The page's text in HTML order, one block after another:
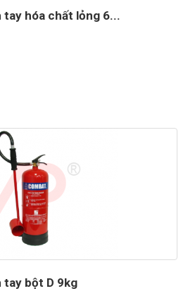
hóa chất lỏng 6...
tay bột D 9kg